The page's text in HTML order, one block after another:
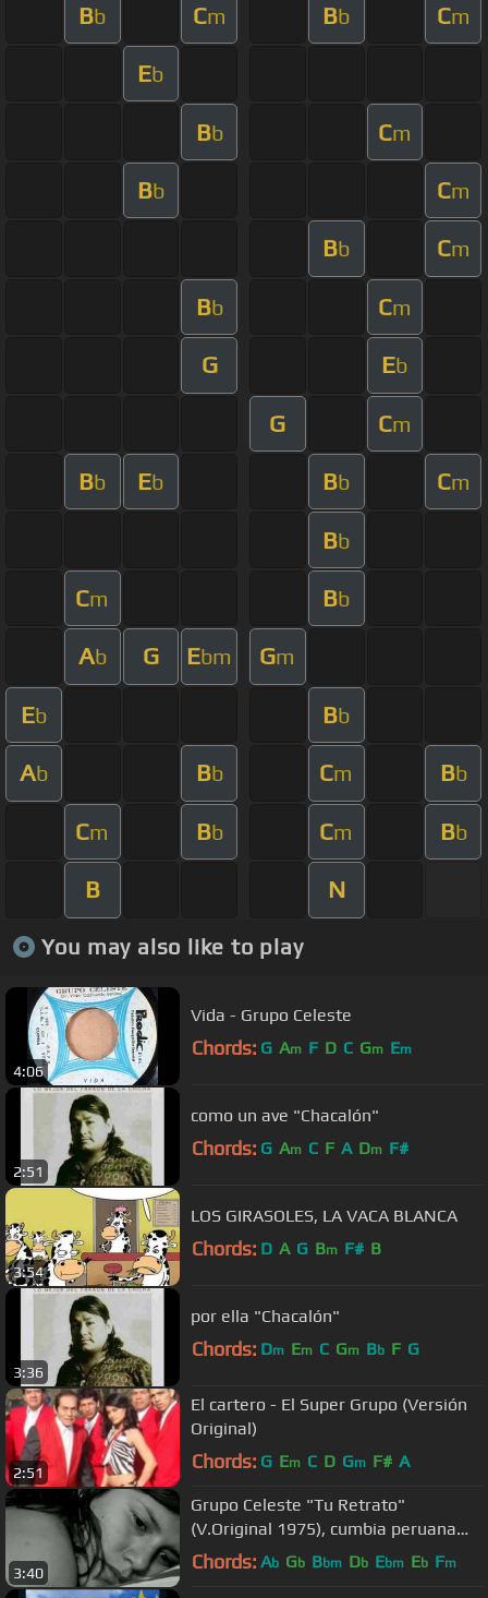
Bb Cm Bb Cm
Eb
Bb Cm
Bb Cm
Bb Cm
Bb Cm
G Eb
G Cm
Bb Eb Bb Cm
Bb
Cm Bb
Ab G Ebm Gm
Eb Bb
Ab Bb Cm Bb
Cm Bb Cm Bb
B N
You may also like to play
4:06
Vida - Grupo Celeste
Chords: G Am F D C Gm Em
2:51
como un ave "Chacalón"
Chords: G Am C F A Dm F#
3:54
LOS GIRASOLES, LA VACA BLANCA
Chords: D A G Bm F# B
3:36
por ella "Chacalón"
Chords: Dm Em C Gm Bb F G
2:51
El cartero - El Super Grupo (Versión
Original)
Chords: G Em C D Gm F# A
3:40
Grupo Celeste "Tu Retrato"
(V.Original 1975), cumbia peruana
Cumbia Sonidera mana en vivo
Chords: Ab Gb Bbm Db Ebm Eb Fm